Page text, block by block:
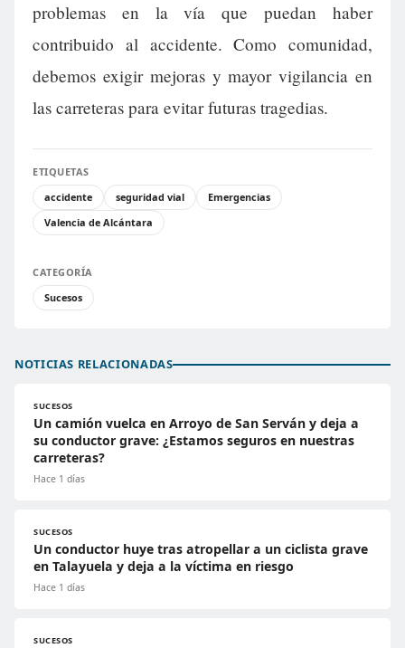
problemas en la vía que puedan haber
contribuido al accidente. Como comunidad,
debemos exigir mejoras y mayor vigilancia en
las carreteras para evitar futuras tragedias.
ETIQUETAS
accidente
seguridad vial
Emergencias
Valencia de Alcántara
CATEGORÍA
Sucesos
NOTICIAS RELACIONADAS
SUCESOS
Un camión vuelca en Arroyo de San Serván y deja a
su conductor grave: ¿Estamos seguros en nuestras
carreteras?
Hace 1 días
SUCESOS
Un conductor huye tras atropellar a un ciclista grave
en Talayuela y deja a la víctima en riesgo
Hace 1 días
SUCESOS